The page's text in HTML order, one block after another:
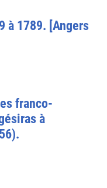
à 1789. [Angers
franco-
à